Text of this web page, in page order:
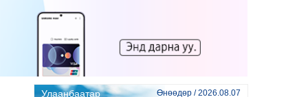
Улаанбаатар Өнөөдөр / 2026.08.07